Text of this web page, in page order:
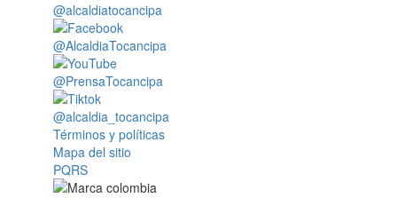
@alcaldiatocancipa
@AlcaldiaTocancipa
@PrensaTocancipa
@alcaldia_tocancipa
Términos y políticas
Mapa del sitio
PQRS